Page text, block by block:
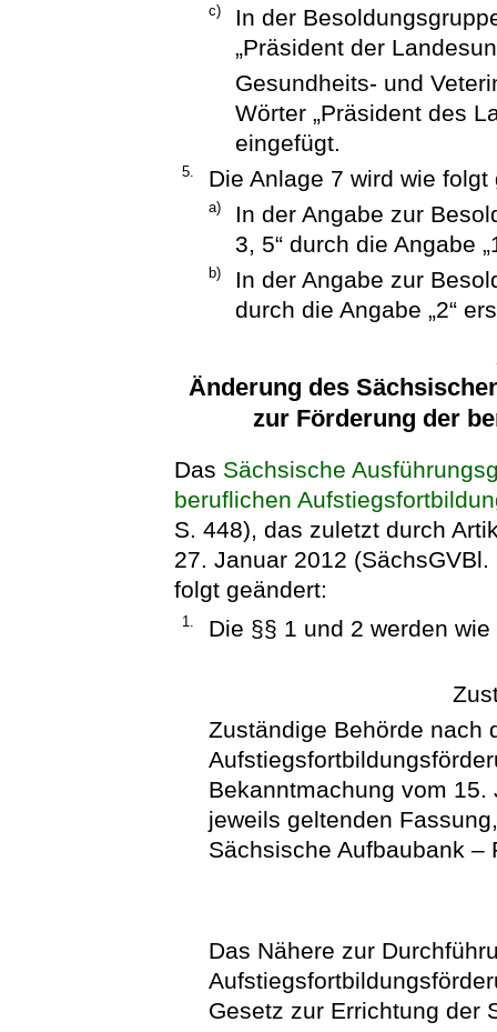
c)
In der
„Präsident der
Gesundheits- und
Wörter „Präsident des
eingefügt.
5. Die Anlage 7 wird wie folgt
a)
In der Angabe zur
3, 5“ durch die Angabe
b)
In der Angabe zur
durch die Angabe „2“
Änderung des
zur Förderung der
Das Sächsische
beruflichen
S. 448), das zuletzt durch
27. Januar 2012
folgt geändert:
1. Die §§ 1 und 2 werden
Zuständige Behörde nach
Bekanntmachung vom
jeweils geltenden
Sächsische Aufbaubank –
Das Nähere zur
Gesetz zur Errichtung der